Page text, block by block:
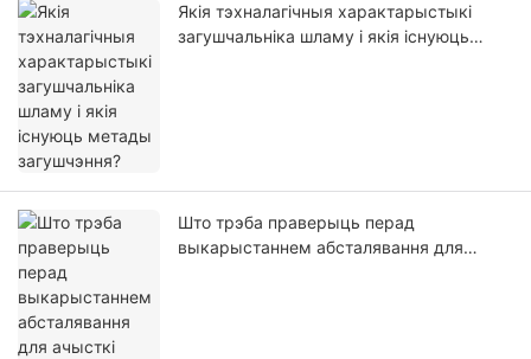
Якія тэхналагічныя характарыстыкі
загушчальніка шламу і якія існуюць
Што трэба праверыць перад
выкарыстаннем абсталявання для